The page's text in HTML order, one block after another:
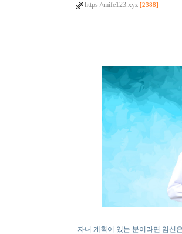
https://mife123.xyz [2388]
자녀 계획이 있는 분이라면 임신